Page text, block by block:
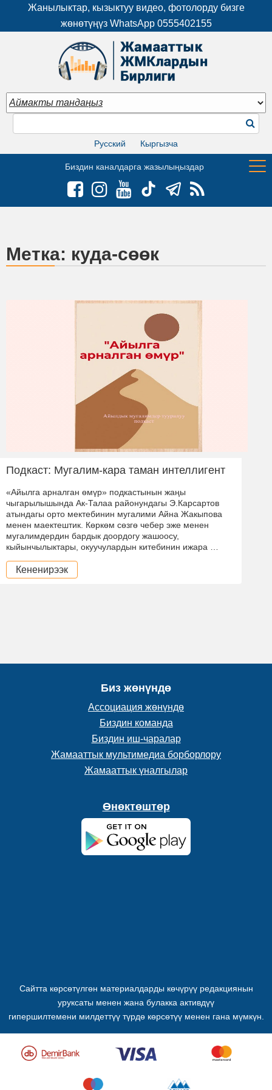
Жанылыктар, кызыктуу видео, фотолорду бизге
жөнөтүңүз WhatsApp 0555402155
Русский Кыргызча
Биздин каналдарга жазылыңыздар
Метка: куда-сөөк
Подкаст: Мугалим-кара таман интеллигент
«Айылга арналган өмүр» подкастынын жаңы
чыгарылышында Ак-Талаа районундагы Э.Карсартов
атындагы орто мектебинин мугалими Айна Жакыпова
менен маектештик. Көркөм сөзгө чебер эже менен
мугалимдердин бардык доордогу жашоосу,
кыйынчылыктары, окуучулардын китебинин ижара …
Кененирээк
Биз жөнүндө
Ассоциация жөнүндө
Биздин команда
Биздин иш-чаралар
Жамааттык мультимедиа борборлору
Жамааттык үналгылар
Өнөктөштөр
Сайтта көрсөтүлгөн материалдарды көчүрүү редакциянын
уруксаты менен жана булакка активдүү
гипершилтемени милдеттүү түрдө көрсөтүү менен гана мүмкүн.